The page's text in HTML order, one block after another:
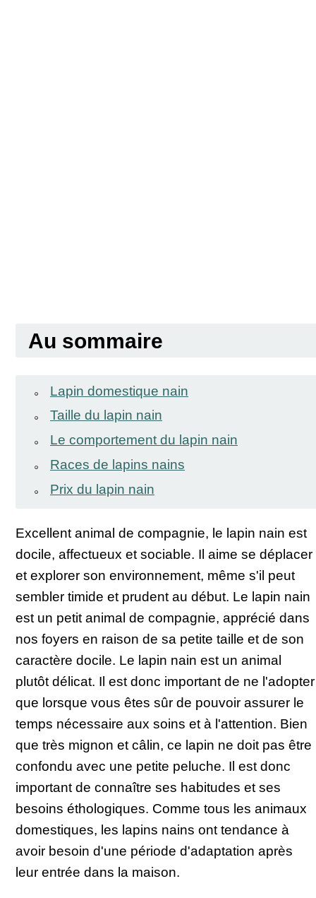
Au sommaire
Lapin domestique nain
Taille du lapin nain
Le comportement du lapin nain
Races de lapins nains
Prix du lapin nain
Excellent animal de compagnie, le lapin nain est
docile, affectueux et sociable. Il aime se déplacer
et explorer son environnement, même s'il peut
sembler timide et prudent au début. Le lapin nain
est un petit animal de compagnie, apprécié dans
nos foyers en raison de sa petite taille et de son
caractère docile. Le lapin nain est un animal
plutôt délicat. Il est donc important de ne l'adopter
que lorsque vous êtes sûr de pouvoir assurer le
temps nécessaire aux soins et à l'attention. Bien
que très mignon et câlin, ce lapin ne doit pas être
confondu avec une petite peluche. Il est donc
important de connaître ses habitudes et ses
besoins éthologiques. Comme tous les animaux
domestiques, les lapins nains ont tendance à
avoir besoin d'une période d'adaptation après
leur entrée dans la maison.